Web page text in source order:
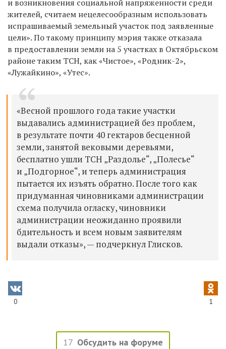
и возникновения социальной напряженности среди
жителей, считаем нецелесообразным использовать
испрашиваемый земельный участок под заявленные
цели». По такому принципу мэрия также отказала
в предоставлении земли на 5 участках в Октябрьском
районе таким ТСН, как «Чистое», «Родник-2»,
«Лужайкино», «Утес».
«Весной прошлого года такие участки
выдавались администрацией без проблем,
в результате почти 40 гектаров бесценной
земли, занятой вековыми деревьями,
бесплатно ушли ТСН „Раздолье“, „Полесье“
и „Подгорное“, и теперь администрация
пытается их изъять обратно. После того как
придуманная чиновниками администрации
схема получила огласку, чиновники
администрации неожиданно проявили
бдительность и всем новым заявителям
выдали отказы», — подчеркнул Глисков.
0 1
17 Обсудить на форуме